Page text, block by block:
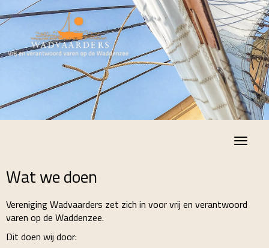
Wat we doen
Vereniging Wadvaarders zet zich in voor vrij en verantwoord
varen op de Waddenzee.
Dit doen wij door: